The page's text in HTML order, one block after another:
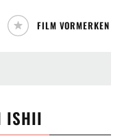
FILM VORMERKEN
ISHII